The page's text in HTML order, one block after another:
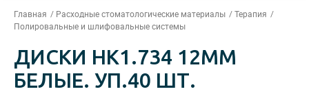
Главная Расходные стоматологические материалы
Терапия
Полировальные и шлифовальные системы
ДИСКИ НК1.734 12ММ
БЕЛЫЕ. УП.40 ШТ.